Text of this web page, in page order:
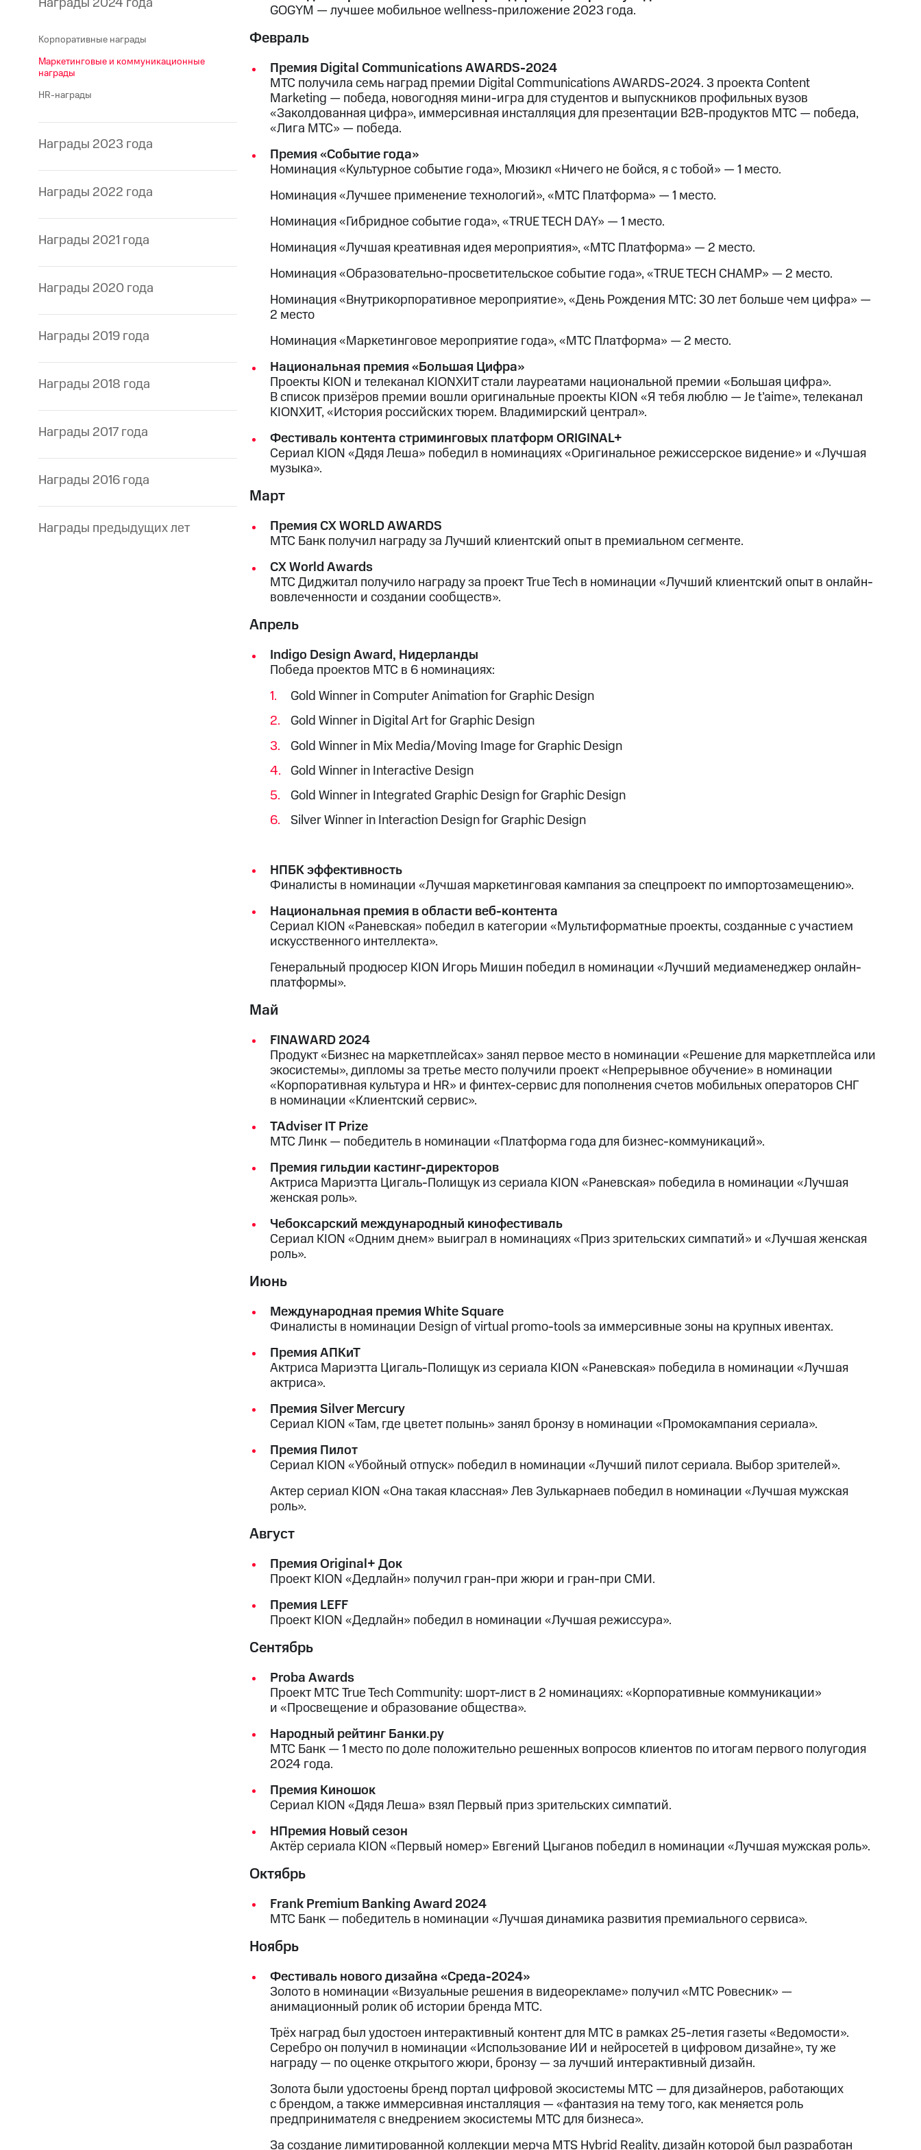
Корпоративные награды
Маркетинговые и коммуникационные
награды
HR-награды
Награды 2023 года
Награды 2022 года
Награды 2021 года
Награды 2020 года
Награды 2019 года
Награды 2018 года
Награды 2017 года
Награды 2016 года
Награды предыдущих лет
GOGYM — лучшее мобильное wellness-приложение 2023 года.
Февраль
Премия Digital Communications AWARDS-2024
МТС получила семь наград премии Digital Communications AWARDS-2024. 3 проекта Content
Marketing — победа, новогодняя мини-игра для студентов и выпускников профильных вузов
«Заколдованная цифра», иммерсивная инсталляция для презентации B2B-продуктов МТС — победа,
«Лига МТС» — победа.
Премия «Событие года»
Номинация «Культурное событие года», Мюзикл «Ничего не бойся, я с тобой» — 1 место.
Номинация «Лучшее применение технологий», «МТС Платформа» — 1 место.
Номинация «Гибридное событие года», «TRUE TECH DAY» — 1 место.
Номинация «Лучшая креативная идея мероприятия», «МТС Платформа» — 2 место.
Номинация «Образовательно-просветительское событие года», «TRUE TECH CHAMP» — 2 место.
Номинация «Внутрикорпоративное мероприятие», «День Рождения МТС: 30 лет больше чем цифра» —
2 место
Номинация «Маркетинговое мероприятие года», «МТС Платформа» — 2 место.
Национальная премия «Большая Цифра»
Проекты KION и телеканал KIONХИТ стали лауреатами национальной премии «Большая цифра».
В список призёров премии вошли оригинальные проекты KION «Я тебя люблю — Je t’aime», телеканал
KIONХИТ, «История российских тюрем. Владимирский централ».
Фестиваль контента стриминговых платформ ORIGINAL+
Сериал KION «Дядя Леша» победил в номинациях «Оригинальное режиссерское видение» и «Лучшая
музыка».
Март
Премия CX WORLD AWARDS
МТС Банк получил награду за Лучший клиентский опыт в премиальном сегменте.
СХ World Awards
МТС Диджитал получило награду за проект True Tech в номинации «Лучший клиентский опыт в онлайн-
вовлеченности и создании сообществ».
Апрель
Indigo Design Award, Нидерланды
Победа проектов МТС в 6 номинациях:
Gold Winner in Computer Animation for Graphic Design
Gold Winner in Digital Art for Graphic Design
Gold Winner in Mix Media/Moving Image for Graphic Design
Gold Winner in Interactive Design
Gold Winner in Integrated Graphic Design for Graphic Design
Silver Winner in Interaction Design for Graphic Design
НПБК эффективность
Финалисты в номинации «Лучшая маркетинговая кампания за спецпроект по импортозамещению».
Национальная премия в области веб-контента
Сериал KION «Раневская» победил в категории «Мультиформатные проекты, созданные с участием
искусственного интеллекта».
Генеральный продюсер KION Игорь Мишин победил в номинации «Лучший медиаменеджер онлайн-
платформы».
Май
FINAWARD 2024
Продукт «Бизнес на маркетплейсах» занял первое место в номинации «Решение для маркетплейса или
экосистемы», дипломы за третье место получили проект «Непрерывное обучение» в номинации
«Корпоративная культура и HR» и финтех-сервис для пополнения счетов мобильных операторов СНГ
в номинации «Клиентский сервис».
TAdviser IT Prize
МТС Линк — победитель в номинации «Платформа года для бизнес-коммуникаций».
Премия гильдии кастинг-директоров
Актриса Мариэтта Цигаль-Полищук из сериала KION «Раневская» победила в номинации «Лучшая
женская роль».
Чебоксарский международный кинофестиваль
Сериал KION «Одним днем» выиграл в номинациях «Приз зрительских симпатий» и «Лучшая женская
роль».
Июнь
Международная премия White Square
Финалисты в номинации Design of virtual promo-tools за иммерсивные зоны на крупных ивентах.
Премия АПКиТ
Актриса Мариэтта Цигаль-Полищук из сериала KION «Раневская» победила в номинации «Лучшая
актриса».
Премия Silver Mercury
Сериал KION «Там, где цветет полынь» занял бронзу в номинации «Промокампания сериала».
Премия Пилот
Сериал KION «Убойный отпуск» победил в номинации «Лучший пилот сериала. Выбор зрителей».
Актер сериал KION «Она такая классная» Лев Зулькарнаев победил в номинации «Лучшая мужская
роль».
Август
Премия Original+ Док
Проект KION «Дедлайн» получил гран-при жюри и гран-при СМИ.
Премия LEFF
Проект KION «Дедлайн» победил в номинации «Лучшая режиссура».
Сентябрь
Proba Awards
Проект МТС True Tech Community: шорт-лист в 2 номинациях: «Корпоративные коммуникации»
и «Просвещение и образование общества».
Народный рейтинг Банки.ру
МТС Банк — 1 место по доле положительно решенных вопросов клиентов по итогам первого полугодия
2024 года.
Премия Киношок
Сериал KION «Дядя Леша» взял Первый приз зрительских симпатий.
НПремия Новый сезон
Актёр сериала KION «Первый номер» Евгений Цыганов победил в номинации «Лучшая мужская роль».
Октябрь
Frank Premium Banking Award 2024
МТС Банк — победитель в номинации «Лучшая динамика развития премиального сервиса».
Ноябрь
Фестиваль нового дизайна «Среда-2024»
Золото в номинации «Визуальные решения в видеорекламе» получил «МТС Ровесник» —
анимационный ролик об истории бренда МТС.
Трёх наград был удостоен интерактивный контент для МТС в рамках 25-летия газеты «Ведомости».
Серебро он получил в номинации «Использование ИИ и нейросетей в цифровом дизайне», ту же
награду — по оценке открытого жюри, бронзу — за лучший интерактивный дизайн.
Золота были удостоены бренд портал цифровой экосистемы МТС — для дизайнеров, работающих
с брендом, а также иммерсивная инсталляция — «фантазия на тему того, как меняется роль
предпринимателя с внедрением экосистемы МТС для бизнеса».
За создание лимитированной коллекции мерча MTS Hybrid Reality, дизайн которой был разработан